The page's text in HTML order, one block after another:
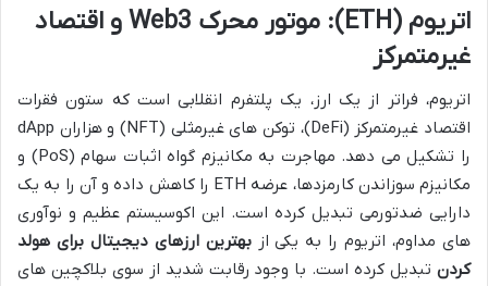
اتریوم (ETH): موتور محرک Web3 و اقتصاد
غیرمتمرکز
اتریوم، فراتر از یک ارز، یک پلتفرم انقلابی است که ستون فقرات
اقتصاد غیرمتمرکز (DeFi)، توکن های غیرمثلی (NFT) و هزاران dApp
را تشکیل می دهد. مهاجرت به مکانیزم گواه اثبات سهام (PoS) و
مکانیزم سوزاندن کارمزدها، عرضه ETH را کاهش داده و آن را به یک
دارایی ضدتورمی تبدیل کرده است. این اکوسیستم عظیم و نوآوری
های مداوم، اتریوم را به یکی ازبهترین ارزهای دیجیتال برای هولد
کردن تبدیل کرده است. با وجود رقابت شدید از سوی بلاکچین های